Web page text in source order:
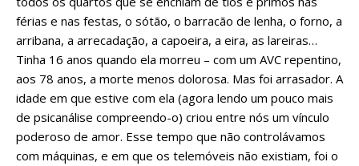
férias e nas festas, o sótão, o barracão de lenha, o forno, a
arribana, a arrecadação, a capoeira, a eira, as lareiras…
Tinha 16 anos quando ela morreu – com um AVC repentino,
aos 78 anos, a morte menos dolorosa. Mas foi arrasador. A
idade em que estive com ela (agora lendo um pouco mais
de psicanálise compreendo-o) criou entre nós um vínculo
poderoso de amor. Esse tempo que não controlávamos
com máquinas, e em que os telemóveis não existiam, foi o